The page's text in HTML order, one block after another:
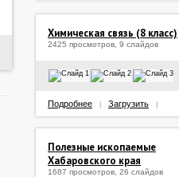
Химическая связь (8 класс)
2425 просмотров, 9 слайдов
Подробнее Загрузить
Полезные ископаемые
Хабаровского края
1687 просмотров, 26 слайдов